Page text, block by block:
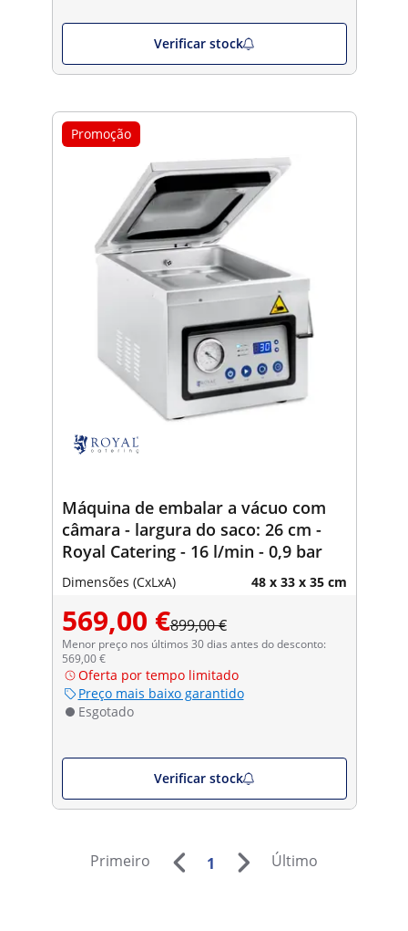
Verificar stock
Promoção
Máquina de embalar a vácuo com
câmara - largura do saco: 26 cm -
Royal Catering - 16 l/min - 0,9 bar
Dimensões (CxLxA) 48 x 33 x 35 cm
569,00 €899,00 €
Menor preço nos últimos 30 dias antes do desconto:
569,00 €
Oferta por tempo limitado
Preço mais baixo garantido
Esgotado
Verificar stock
Primeiro 1 Último